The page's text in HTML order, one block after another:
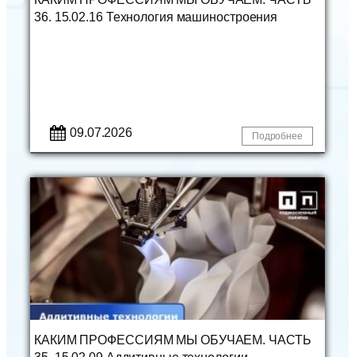
36. 15.02.16 Технология машиностроения
09.07.2026 Подробнее
КАКИМ ПРОФЕССИЯМ МЫ ОБУЧАЕМ. ЧАСТЬ